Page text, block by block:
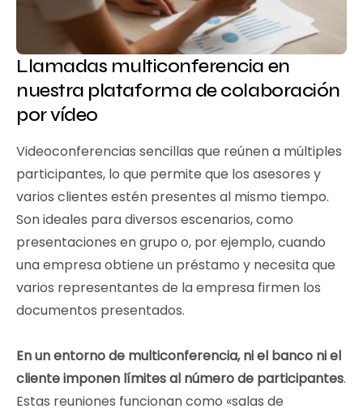
Llamadas multiconferencia en
nuestra plataforma de colaboración
por vídeo
Videoconferencias sencillas que reúnen a múltiples
participantes, lo que permite que los asesores y
varios clientes estén presentes al mismo tiempo.
Son ideales para diversos escenarios, como
presentaciones en grupo o, por ejemplo, cuando
una empresa obtiene un préstamo y necesita que
varios representantes de la empresa firmen los
documentos presentados.
En un entorno de multiconferencia, ni el banco ni el
cliente imponen límites al número de participantes.
Estas reuniones funcionan como «salas de